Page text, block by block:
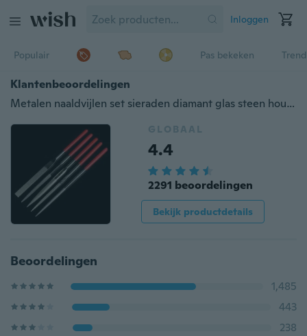
Inloggen
Populair Pas bekeken
Klantenbeoordelingen
Metalen naaldvijlen set sieraden diamant glas steen houtsnijwerk ambachtelijke tool 5st
GLOBAAL
4.4
2291 beoordelingen
Bekijk productdetails
Beoordelingen
1,485
443
238